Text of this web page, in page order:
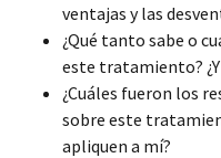
ventajas y las
¿Qué tanto sabe o
este tratamiento?
¿Cuáles fueron los
sobre este
apliquen a mí?